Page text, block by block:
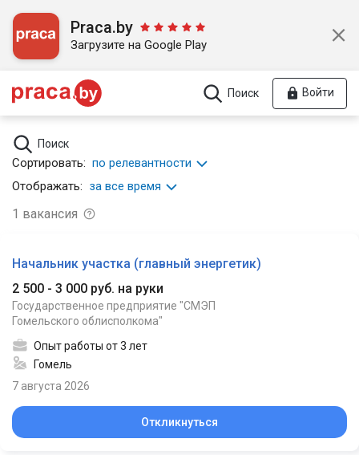
Praca.by
Загрузите на Google Play
Поиск Войти
Поиск
Сортировать: по релевантности
Отображать: за все время
1 вакансия
Начальник участка (главный энергетик)
2 500 - 3 000 руб. на руки
Государственное предприятие "СМЭП
Гомельского облисполкома"
Опыт работы от 3 лет
Гомель
7 августа 2026
Откликнуться